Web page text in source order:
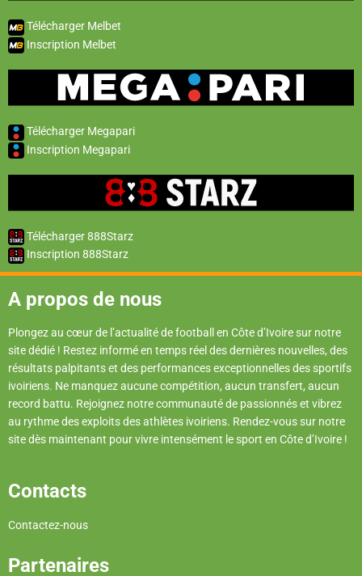
Télécharger Melbet
Inscription Melbet
Télécharger Megapari
Inscription Megapari
Télécharger 888Starz
Inscription 888Starz
A propos de nous
Plongez au cœur de l’actualité de football en Côte d’Ivoire sur notre
site dédié ! Restez informé en temps réel des dernières nouvelles, des
résultats palpitants et des performances exceptionnelles des sportifs
ivoiriens. Ne manquez aucune compétition, aucun transfert, aucun
record battu. Rejoignez notre communauté de passionnés et vibrez
au rythme des exploits des athlètes ivoiriens. Rendez-vous sur notre
site dès maintenant pour vivre intensément le sport en Côte d’Ivoire !
Contacts
Contactez-nous
Partenaires